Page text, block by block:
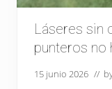
s
e
l
c
i
Láseres sin
punteros
15 junio 2026 //